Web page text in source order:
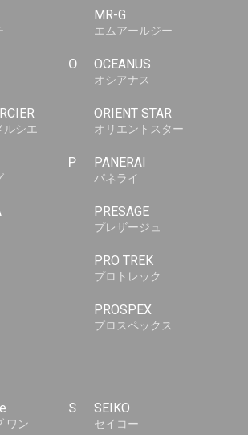
ルシエ
ワン
MR-G
エムアールジー
O OCEANUS
オシアナス
ORIENT STAR
オリエントスター
P PANERAI
パネライ
PRESAGE
プレザージュ
PRO TREK
プロトレック
PROSPEX
プロスペックス
S SEIKO
セイコー